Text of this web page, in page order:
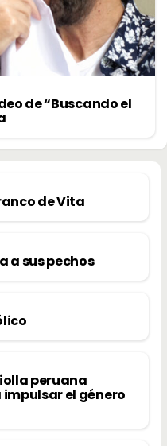
de “Buscando el
de Vita
a sus pechos
peruana
el género